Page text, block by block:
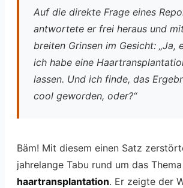
Auf die direkte Frage eines
antwortete er frei heraus und
breiten Grinsen im Gesicht: „Ja,
ich habe eine
lassen. Und ich finde, das
cool geworden, oder?“
Bäm! Mit diesem einen Satz
jahrelange Tabu rund um das Thema
haartransplantation. Er zeigte der